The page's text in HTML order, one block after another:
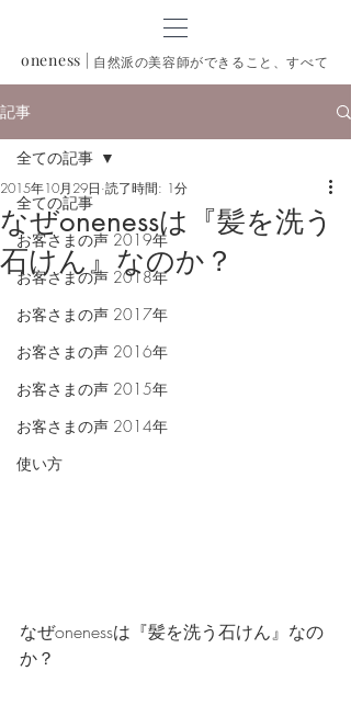
oneness | 自然派の美容師ができること、すべて
記事
全ての記事
お客さまの声 2019年
お客さまの声 2018年
お客さまの声 2017年
お客さまの声 2016年
お客さまの声 2015年
お客さまの声 2014年
使い方
全ての記事
なぜonenessは『髪を洗う
石けん』なのか？
2015年10月29日 読了時間: 1分
なぜonenessは『髪を洗う石けん』なの
か？